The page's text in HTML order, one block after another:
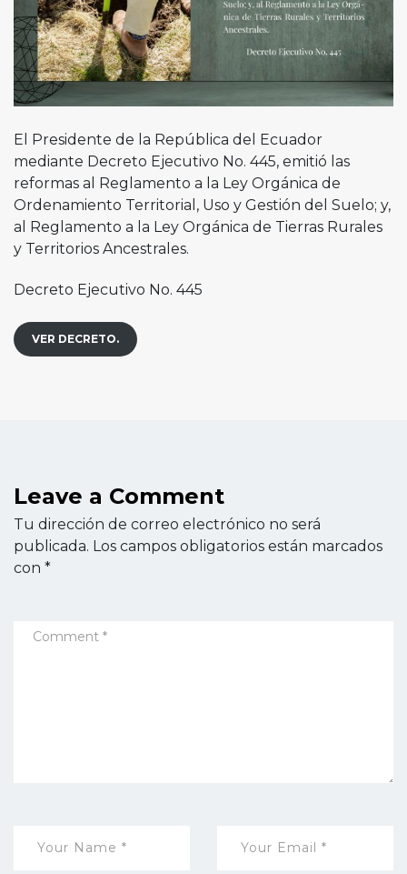
El Presidente de la República del Ecuador
mediante Decreto Ejecutivo No. 445, emitió las
reformas al Reglamento a la Ley Orgánica de
Ordenamiento Territorial, Uso y Gestión del Suelo; y,
al Reglamento a la Ley Orgánica de Tierras Rurales
y Territorios Ancestrales.
Decreto Ejecutivo No. 445
VER DECRETO.
Leave a Comment
Tu dirección de correo electrónico no será
publicada. Los campos obligatorios están marcados
con *